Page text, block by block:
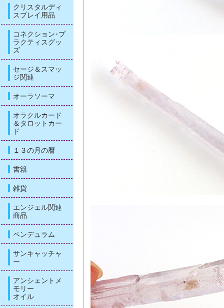
クリスタルディ
スプレイ用品
コネクション･プ
ラクティスグッ
ズ
セージ＆スマッ
ジ関連
オーラソーマ
オラクルカード
＆タロットカー
ド
１３の月の暦
書籍
雑貨
エンジェル関連
商品
ペンデュラム
サンキャッチャ
ー
アンシェントメ
モリー
オイル